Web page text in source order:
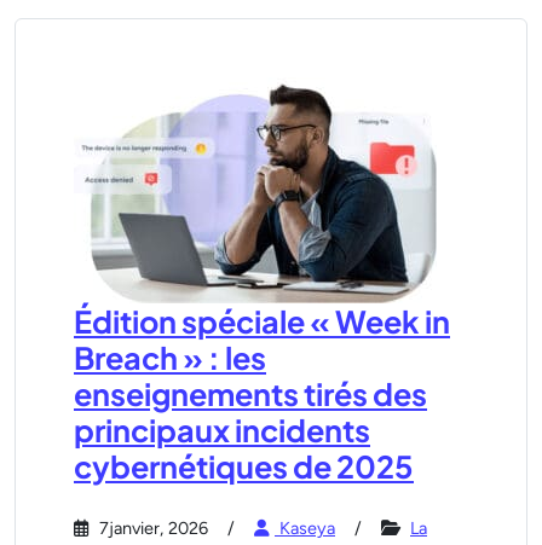
Édition spéciale « Week in
Breach » : les
enseignements tirés des
principaux incidents
cybernétiques de 2025
7janvier, 2026 Kaseya
La